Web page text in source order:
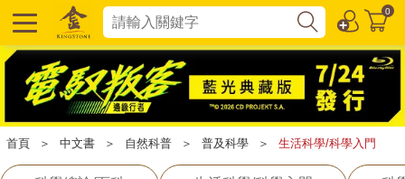
0
首頁 ＞ 中文書 ＞ 自然科普 ＞ 普及科學 ＞ 生活科學/科學入門